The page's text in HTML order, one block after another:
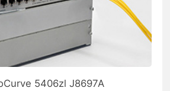
5406zl J8697A